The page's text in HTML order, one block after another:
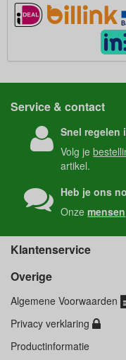
Service & contact
Snel regelen
Volg je
artikel.
Heb je ons
Onzemensen
Klantenservice
Overige
Algemene Voorwaarden
Privacy verklaring
Productinformatie